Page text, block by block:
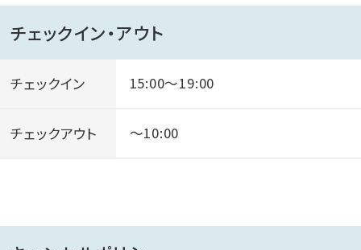
チェックイン・アウト
チェックイン 15:00～19:00
チェックアウト ～10:00